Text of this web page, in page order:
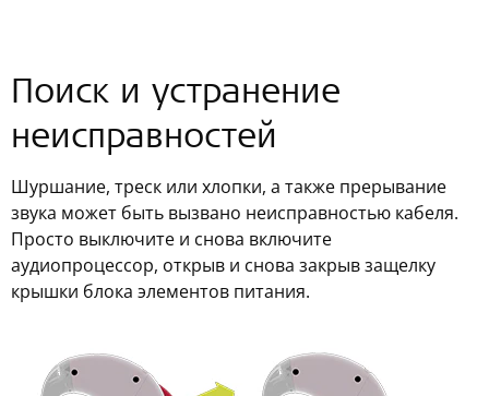
Поиск и устранение
неисправностей
Шуршание, треск или хлопки, а также прерывание
звука может быть вызвано неисправностью кабеля.
Просто выключите и снова включите
аудиопроцессор, открыв и снова закрыв защелку
крышки блока элементов питания.